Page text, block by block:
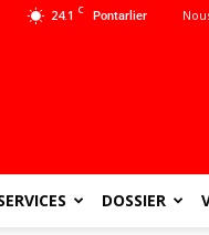
24.1 C Pontarlier
DOSSIER